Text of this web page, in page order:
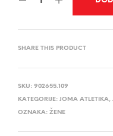
SHARE THIS PRODUCT
SKU: 902655.109
KATEGORIJE: JOMA ATLETIKA,
OZNAKA: ŽENE